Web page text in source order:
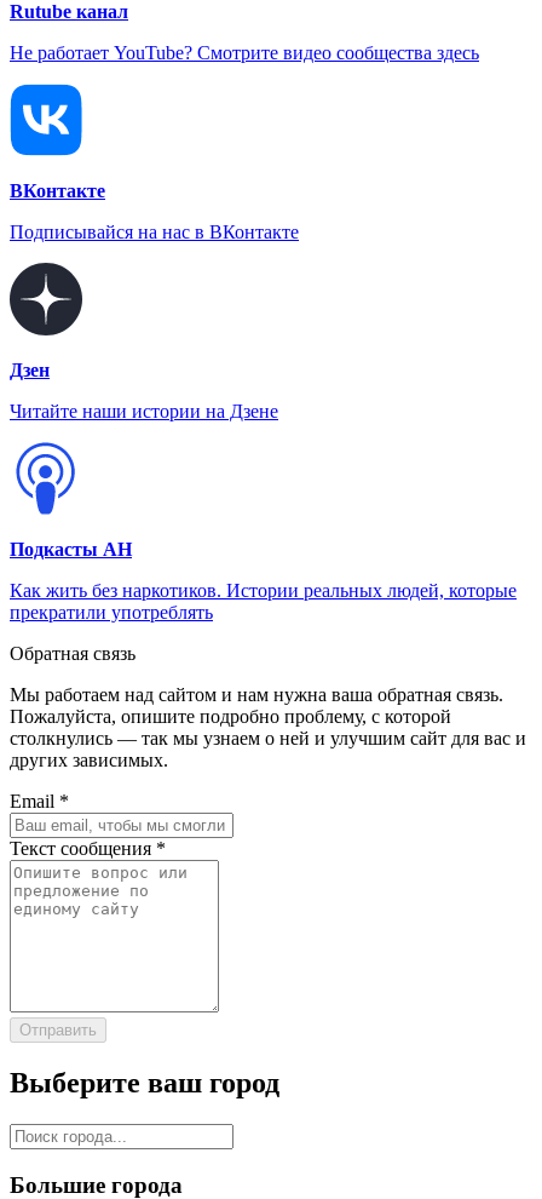
Rutube канал
Не работает YouTube? Смотрите видео сообщества здесь
ВКонтакте
Подписывайся на нас в ВКонтакте
Дзен
Читайте наши истории на Дзене
Подкасты АН
Как жить без наркотиков. Истории реальных людей, которые
прекратили употреблять
Обратная связь
Мы работаем над сайтом и нам нужна ваша обратная связь.
Пожалуйста, опишите подробно проблему, с которой
столкнулись — так мы узнаем о ней и улучшим сайт для вас и
других зависимых.
Email *
Текст сообщения *
Отправить
Выберите ваш город
Большие города